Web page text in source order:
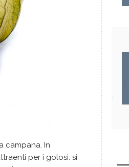
campana. In
per i golosi: si